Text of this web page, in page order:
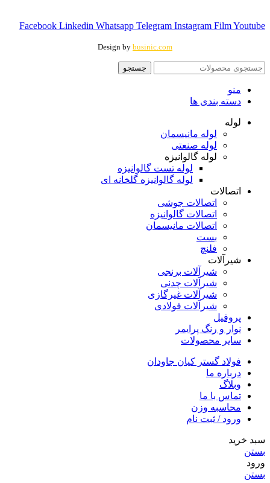
Facebook Linkedin Whatsapp Telegram Instagram FilmYoutube
Design by businic.com
جستجو
منو
دسته بندی ها
لوله
لوله مانیسمان
لوله صنعتی
لوله گالوانیزه
لوله تست گالوانیزه
لوله گالوانیزه گلخانه ای
اتصالات
اتصالات جوشی
اتصالات گالوانیزه
اتصالات مانیسمان
بست
فلنچ
شیرآلات
شیرآلات برنجی
شیرآلات چدنی
شیرآلات غیرگازی
شیرآلات فولادی
پروفیل
نوار و رنگ پرایمر
سایر محصولات
فولاد گستر کیان جاودان
درباره ما
وبلاگ
تماس با ما
محاسبه وزن
ورود / ثبت نام
سبد خرید
بستن
ورود
بستن